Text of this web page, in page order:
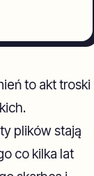
to akt troski
plików stają
co kilka lat